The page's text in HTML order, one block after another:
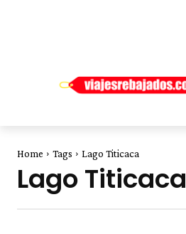
Home Tags Lago Titicaca
Lago Titicaca